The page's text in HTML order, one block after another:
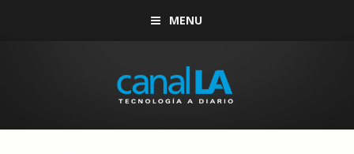
MENU